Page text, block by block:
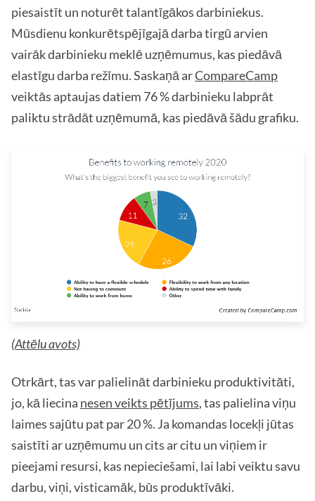
piesaistīt un noturēt talantīgākos darbiniekus.
Mūsdienu konkurētspējīgajā darba tirgū arvien
vairāk darbinieku meklē uzņēmumus, kas piedāvā
elastīgu darba režīmu. Saskaņā arCompareCamp
veiktās aptaujas datiem 76 % darbinieku labprāt
paliktu strādāt uzņēmumā, kas piedāvā šādu grafiku.
(Attēlu avots)
Otrkārt, tas var palielināt darbinieku produktivitāti,
jo, kā liecina nesen veikts pētījums, tas palielina viņu
laimes sajūtu pat par 20 %. Ja komandas locekļi jūtas
saistīti ar uzņēmumu un cits ar citu un viņiem ir
pieejami resursi, kas nepieciešami, lai labi veiktu savu
darbu, viņi, visticamāk, būs produktīvāki.